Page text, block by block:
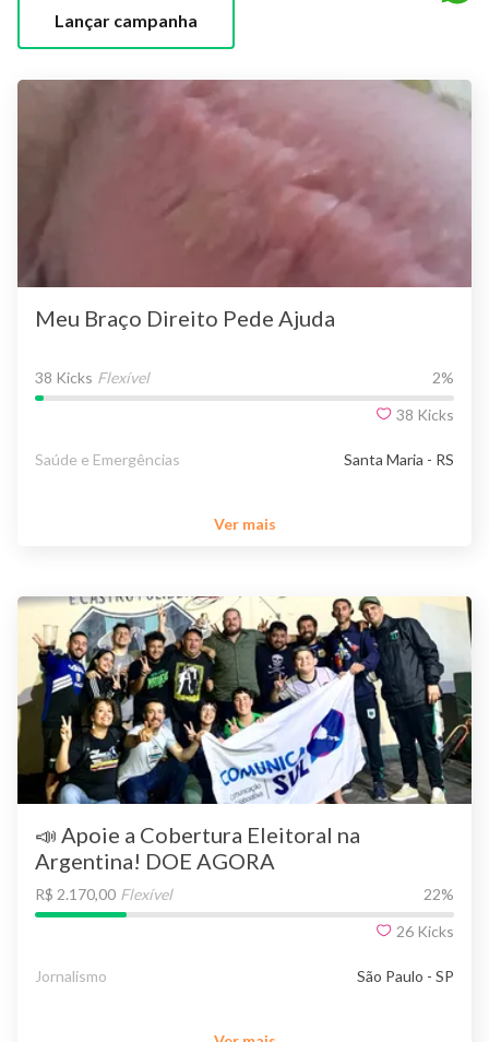
Lançar campanha
Meu Braço Direito Pede Ajuda
38 Kicks Flexível 2%
38 Kicks
Saúde e Emergências Santa Maria - RS
Ver mais
📣 Apoie a Cobertura Eleitoral na
Argentina! DOE AGORA
R$ 2.170,00 Flexível 22%
26 Kicks
Jornalismo São Paulo - SP